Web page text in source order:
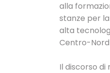
alla
stanze per
alta
Centro-Nord
Il discorso di